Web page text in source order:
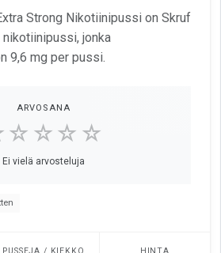
Strong Nikotiinipussi on Skruf
jonka
9,6 mg per pussi.
ARVOSANA
Ei vielä arvosteluja